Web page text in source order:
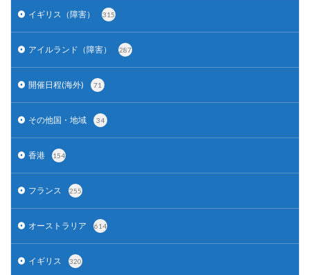
イギリス（障害） 315
アイルランド（障害） 287
開催日程(海外) 71
その他国・地域 34
香港 154
フランス 255
オーストラリア 614
イギリス 320